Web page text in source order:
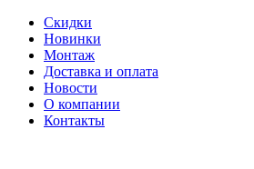
Скидки
Новинки
Монтаж
Доставка и оплата
Новости
О компании
Контакты